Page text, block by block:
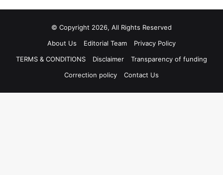
© Copyright 2026, All Rights Reserved
About Us
Editorial Team
Privacy Policy
TERMS & CONDITIONS
Disclaimer
Transparency of funding
Correction policy
Contact Us